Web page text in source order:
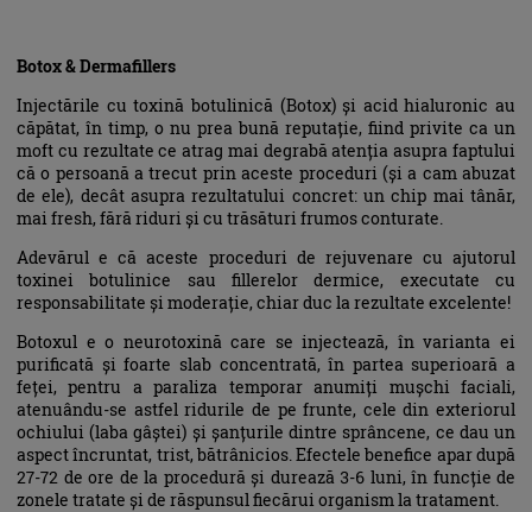
Botox & Dermafillers
Injectările cu toxină botulinică (Botox) și acid hialuronic au
căpătat, în timp, o nu prea bună reputație, fiind privite ca un
moft cu rezultate ce atrag mai degrabă atenția asupra faptului
că o persoană a trecut prin aceste proceduri (și a cam abuzat
de ele), decât asupra rezultatului concret: un chip mai tânăr,
mai fresh, fără riduri și cu trăsături frumos conturate.
Adevărul e că aceste proceduri de rejuvenare cu ajutorul
toxinei botulinice sau fillerelor dermice, executate cu
responsabilitate și moderație, chiar duc la rezultate excelente!
Botoxul e o neurotoxină care se injectează, în varianta ei
purificată și foarte slab concentrată, în partea superioară a
feței, pentru a paraliza temporar anumiți mușchi faciali,
atenuându-se astfel ridurile de pe frunte, cele din exteriorul
ochiului (laba gâștei) și șanțurile dintre sprâncene, ce dau un
aspect încruntat, trist, bătrânicios. Efectele benefice apar după
27-72 de ore de la procedură și durează 3-6 luni, în funcție de
zonele tratate și de răspunsul fiecărui organism la tratament.